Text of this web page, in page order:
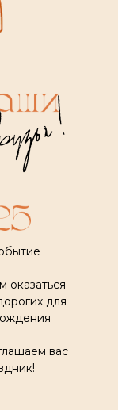
оказаться
для
вас